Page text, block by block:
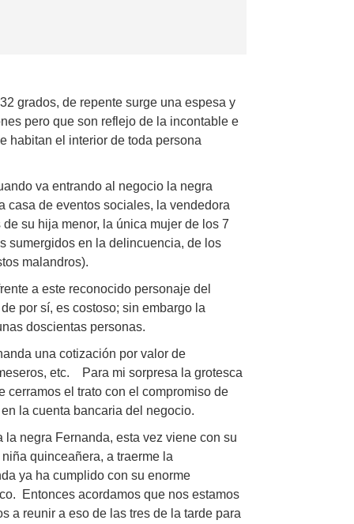
grados, de repente surge una espesa y
pero que son reflejo de la incontable e
habitan el interior de toda persona
va entrando al negocio la negra
casa de eventos sociales, la vendedora
su hija menor, la única mujer de los 7
sumergidos en la delincuencia, de los
malandros).
a este reconocido personaje del
por sí, es costoso; sin embargo la
doscientas personas.
una cotización por valor de
etc. Para mi sorpresa la grotesca
cerramos el trato con el compromiso de
la cuenta bancaria del negocio.
negra Fernanda, esta vez viene con su
quinceañera, a traerme la
ya ha cumplido con su enorme
Entonces acordamos que nos estamos
a reunir a eso de las tres de la tarde para